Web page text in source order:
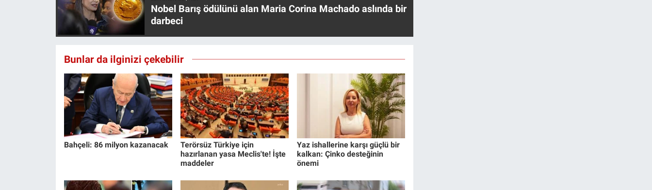
Nobel Barış ödülünü alan Maria Corina Machado aslında bir
darbeci
Bunlar da ilginizi çekebilir
Bahçeli: 86 milyon kazanacak
Terörsüz Türkiye için
hazırlanan yasa Meclis'te! İşte
maddeler
Yaz ishallerine karşı güçlü bir
kalkan: Çinko desteğinin
önemi